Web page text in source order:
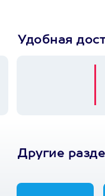
Удобная
Другие